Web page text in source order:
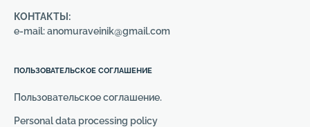
КОНТАКТЫ:
e-mail: anomuraveinik@gmail.com
ПОЛЬЗОВАТЕЛЬСКОЕ СОГЛАШЕНИЕ
Пользовательское соглашение.
Personal data processing policy